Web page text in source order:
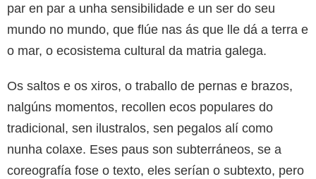
par en par a unha sensibilidade e un ser do seu
mundo no mundo, que flúe nas ás que lle dá a terra e
o mar, o ecosistema cultural da matria galega.
Os saltos e os xiros, o traballo de pernas e brazos,
nalgúns momentos, recollen ecos populares do
tradicional, sen ilustralos, sen pegalos alí como
nunha colaxe. Eses paus son subterráneos, se a
coreografía fose o texto, eles serían o subtexto, pero